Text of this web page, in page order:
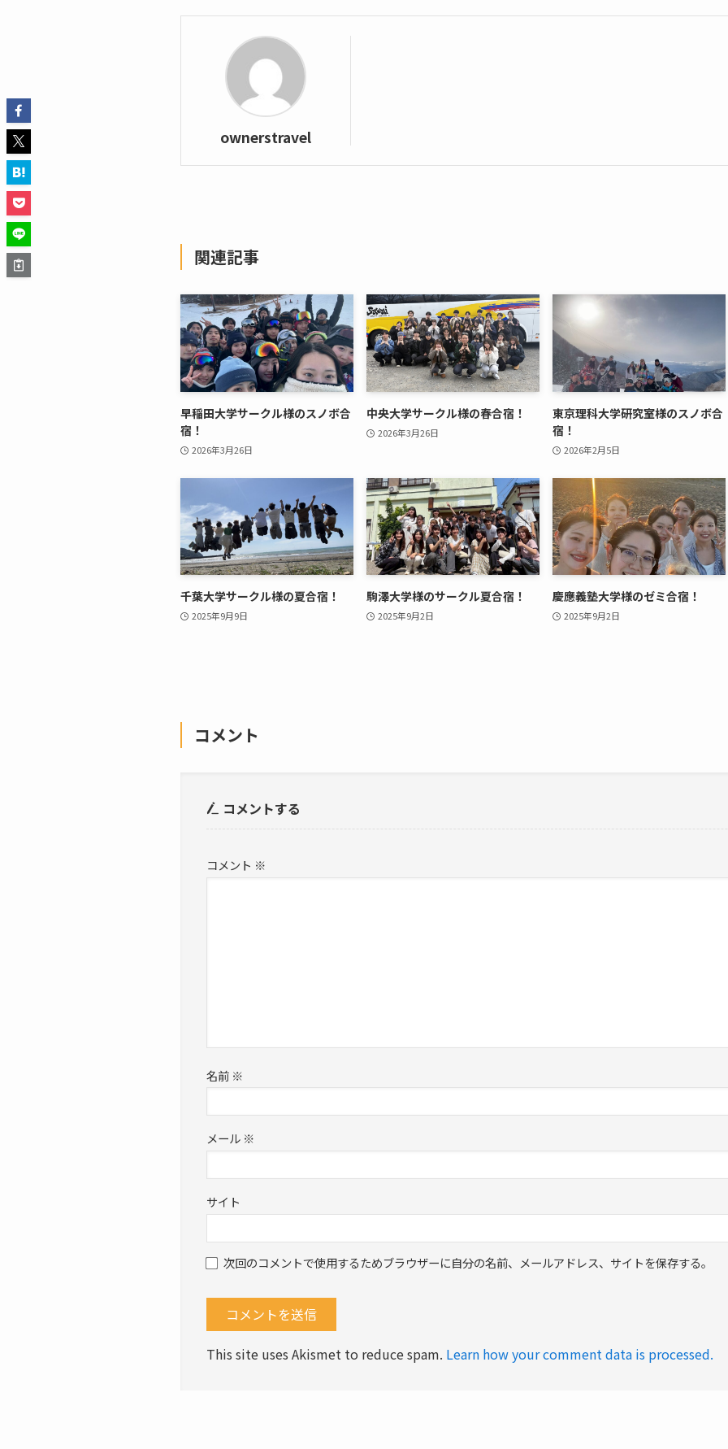
ownerstravel
関連記事
早稲田大学サークル様のスノボ合
宿！
2026年3月26日
中央大学サークル様の春合宿！
2026年3月26日
東京理科大学研究室様のスノボ合
宿！
2026年2月5日
千葉大学サークル様の夏合宿！
2025年9月9日
駒澤大学様のサークル夏合宿！
2025年9月2日
慶應義塾大学様のゼミ合宿！
2025年9月2日
コメント
コメントする
コメント ※
名前 ※
メール ※
サイト
次回のコメントで使用するためブラウザーに自分の名前、メールアドレス、サイトを保存する。
This site uses Akismet to reduce spam. Learn how your comment data is processed.